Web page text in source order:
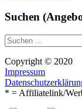
Suchen
Suche
nach:
Copyright © 2020
Impressum
* = Affiliatelink/